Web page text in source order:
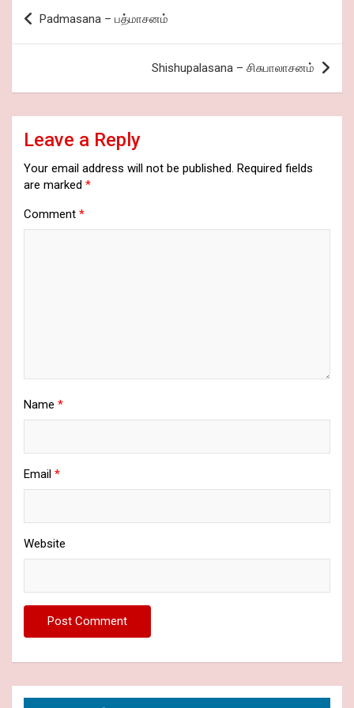
k
p
es
Post
navigation
Padmasana – பத்மாசனம்
Shishupalasana – சிசுபாலாசனம்
Leave a Reply
Your email address will not be published. Required fields
are marked *
Comment *
Name *
Email *
Website